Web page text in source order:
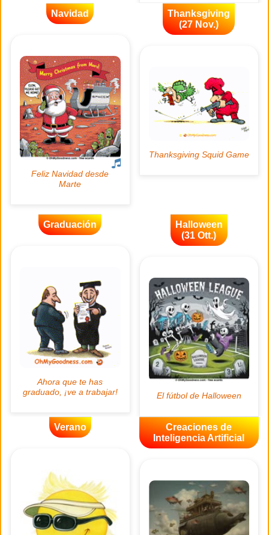
Navidad
Thanksgiving
(27 Nov.)
Graduación
Halloween
(31 Ott.)
Verano
Creaciones de
Inteligencia Artificial